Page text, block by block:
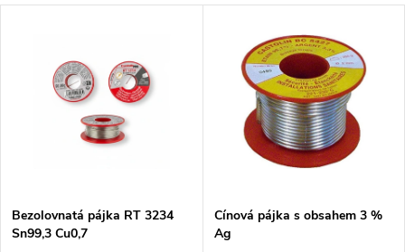
Nejprodávanější
Abecedně
Bezolovnatá pájka RT 3234
Sn99,3 Cu0,7
Cínová pájka s obsahem 3 %
Ag